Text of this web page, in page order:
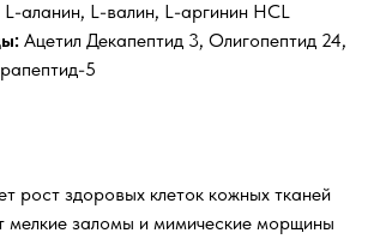
L-аланин, L-валин, L-аргинин HCL
Ацетил Декапептид 3, Олигопептид 24,
5
рост здоровых клеток кожных тканей
мелкие заломы и мимические морщины